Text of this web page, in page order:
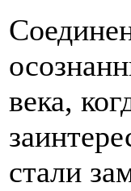
века,
стали